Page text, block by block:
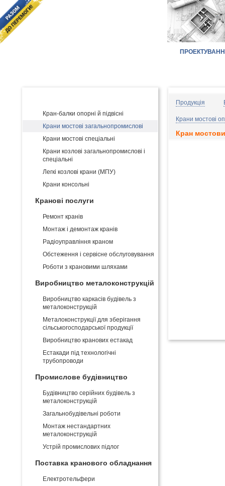
Кран-балки опорні й підвісні
Крани мостові загальнопромислові
Крани мостові спеціальні
Крани козлові загальнопромислові і
спеціальні
Легкі козлові крани (МПУ)
Крани консольні
Кранові послуги
Ремонт кранів
Монтаж і демонтаж кранів
Pадіоуправління краном
Обстеження і сервісне обслуговування
Роботи з крановими шляхами
Виробництво металоконструкцій
Виробництво каркасів будівель з
металоконструкцій
Металоконструкції для зберігання
сільськогосподарської продукції
Виробництво кранових естакад
Естакади під технологічні
трубопроводи
Промислове будівництво
Будівництво серійних будівель з
металоконструкцій
Загальнобудівельні роботи
Монтаж нестандартних
металоконструкцій
Устрій промислових підлог
Поставка кранового обладнання
Електротельфери
Продукція
Крани мостові
Кран